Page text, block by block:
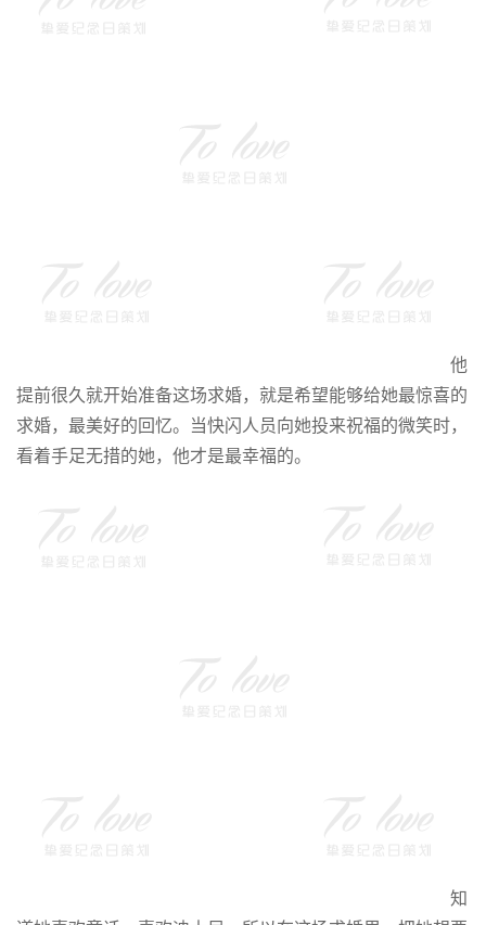
他
提前很久就开始准备这场求婚，就是希望能够给她最惊喜的
求婚，最美好的回忆。当快闪人员向她投来祝福的微笑时，
看着手足无措的她，他才是最幸福的。
知